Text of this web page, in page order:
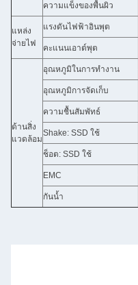
ความแข็งของพื้นผิว
แหล่ง
จ่ายไฟ
แรงดันไฟฟ้าอินพุต
คะแนนเอาต์พุต
ด้านสิ่ง
แวดล้อม
อุณหภูมิในการทำงาน
อุณหภูมิการจัดเก็บ
ความชื้นสัมพัทธ์
Shake: SSD ใช้
ช็อต: SSD ใช้
EMC
กันน้ำ